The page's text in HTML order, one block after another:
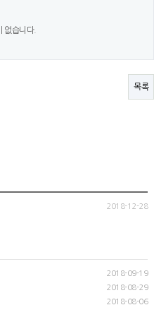
없습니다.
목록
2018-12-28
2018-09-19
2018-08-29
2018-08-06